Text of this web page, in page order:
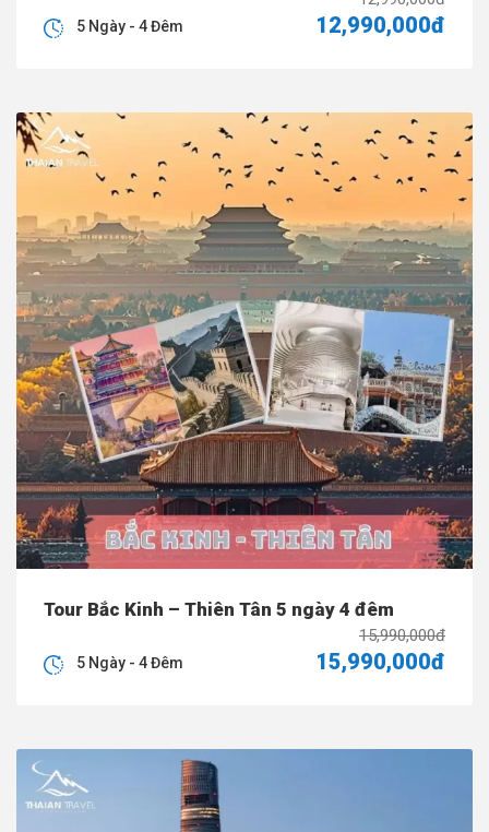
12,990,000đ
5 Ngày - 4 Đêm
Tour Bắc Kinh – Thiên Tân 5 ngày 4 đêm
15,990,000đ
15,990,000đ
5 Ngày - 4 Đêm